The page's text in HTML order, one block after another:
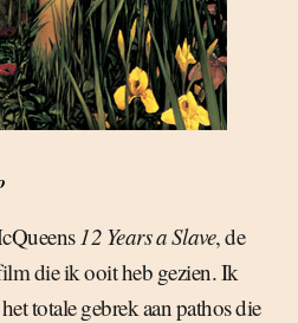
12 Years a Slave, de
die ik ooit heb gezien. Ik
totale gebrek aan pathos die